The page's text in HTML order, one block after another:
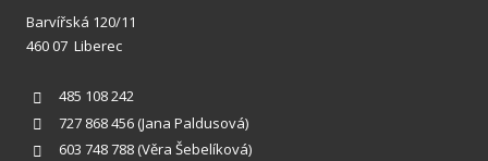
Barvířská 120/11
460 07 Liberec
485 108 242
727 868 456 (Jana Paldusová)
603 748 788 (Věra Šebelíková)